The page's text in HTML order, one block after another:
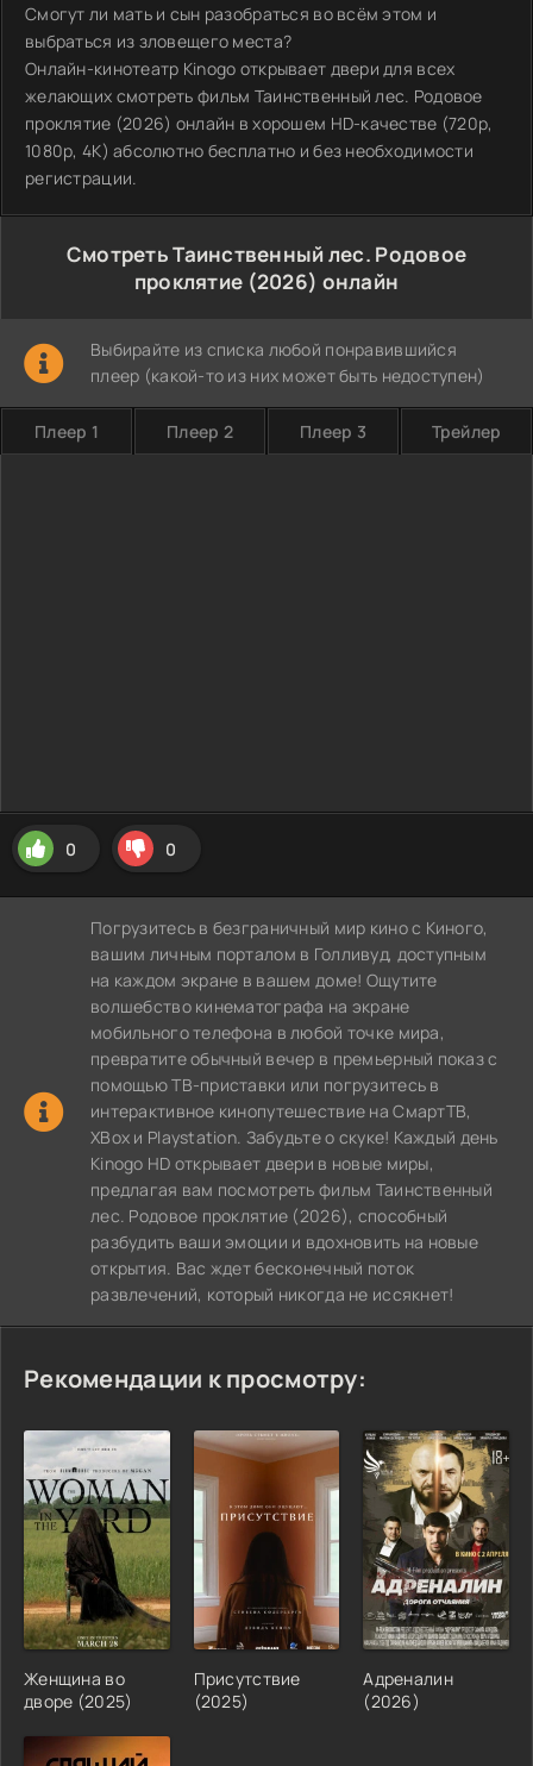
Смогут ли мать и сын разобраться во всём этом и
выбраться из зловещего места?
Онлайн-кинотеатр Kinogo открывает двери для всех
желающих смотреть фильм Таинственный лес. Родовое
проклятие (2026) онлайн в хорошем HD-качестве (720p,
1080p, 4K) абсолютно бесплатно и без необходимости
регистрации.
Смотреть Таинственный лес. Родовое
проклятие (2026) онлайн
Выбирайте из списка любой понравившийся
плеер (какой-то из них может быть недоступен)
Плеер 1 Плеер 2 Плеер 3 Трейлер
0 0
Погрузитесь в безграничный мир кино с Киного,
вашим личным порталом в Голливуд, доступным
на каждом экране в вашем доме! Ощутите
волшебство кинематографа на экране
мобильного телефона в любой точке мира,
превратите обычный вечер в премьерный показ с
помощью ТВ-приставки или погрузитесь в
интерактивное кинопутешествие на СмартТВ,
XBox и Playstation. Забудьте о скуке! Каждый день
Kinogo HD открывает двери в новые миры,
предлагая вам посмотреть фильм Таинственный
лес. Родовое проклятие (2026), способный
разбудить ваши эмоции и вдохновить на новые
открытия. Вас ждет бесконечный поток
развлечений, который никогда не иссякнет!
Рекомендации к просмотру:
Женщина во
дворе (2025)
Присутствие
(2025)
Адреналин
(2026)